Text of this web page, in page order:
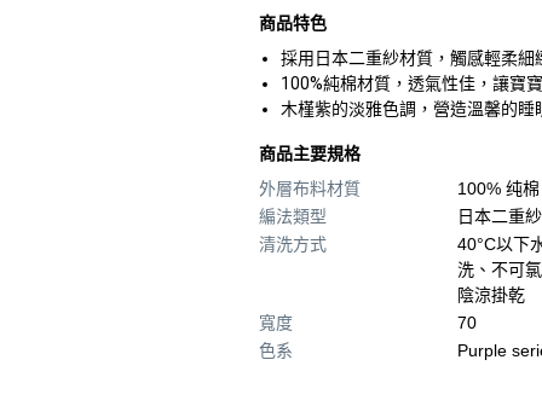
商品特色
採用日本二重紗材質，觸感輕柔細
100%純棉材質，透氣性佳，讓寶
木槿紫的淡雅色調，營造溫馨的睡
商品主要規格
外層布料材質
100% 纯棉
編法類型
日本二重紗
清洗方式
40°C以下
洗、不可
陰涼掛乾
寬度
70
色系
Purple